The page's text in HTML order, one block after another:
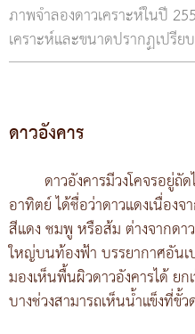
ภาพจำลองดาวเคราะห์ในปี
เคราะห์และขนาดปรากฏเปรีย
ดาวอังคาร
ดาวอังคารมีวงโคจรอยู่ถั
อาทิตย์ ได้ชื่อว่าดาวแดงเนื่อง
สีแดง ชมพู หรือส้ม ต่างจากดา
ใหญ่บนท้องฟ้า บรรยากาศอันเ
มองเห็นพื้นผิวดาวอังคารได้ ย
บางช่วงสามารถเห็นน้ำแข็งที่ขั้ว